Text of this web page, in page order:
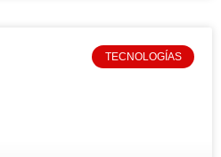
TECNOLOGÍAS